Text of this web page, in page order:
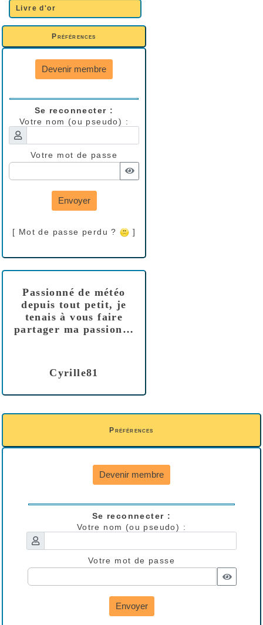
Livre d'or
Préférences
Devenir membre
Se reconnecter :
Votre nom (ou pseudo) :
Votre mot de passe
Envoyer
[ Mot de passe perdu ? ]
Passionné de météo
depuis tout petit, je
tenais à vous faire
partager ma passion…
Cyrille81
Préférences
Devenir membre
Se reconnecter :
Votre nom (ou pseudo) :
Votre mot de passe
Envoyer